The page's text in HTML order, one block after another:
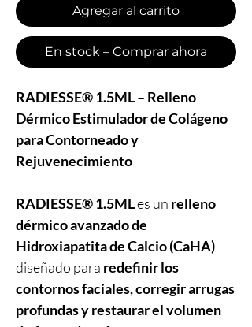
Agregar al carrito
En stock – Comprar ahora
RADIESSE® 1.5ML – Relleno
Dérmico Estimulador de Colágeno
para Contorneado y
Rejuvenecimiento
RADIESSE® 1.5MLes un relleno
dérmico avanzado de
Hidroxiapatita de Calcio (CaHA)
diseñado para redefinir los
contornos faciales, corregir arrugas
profundas y restaurar el volumen